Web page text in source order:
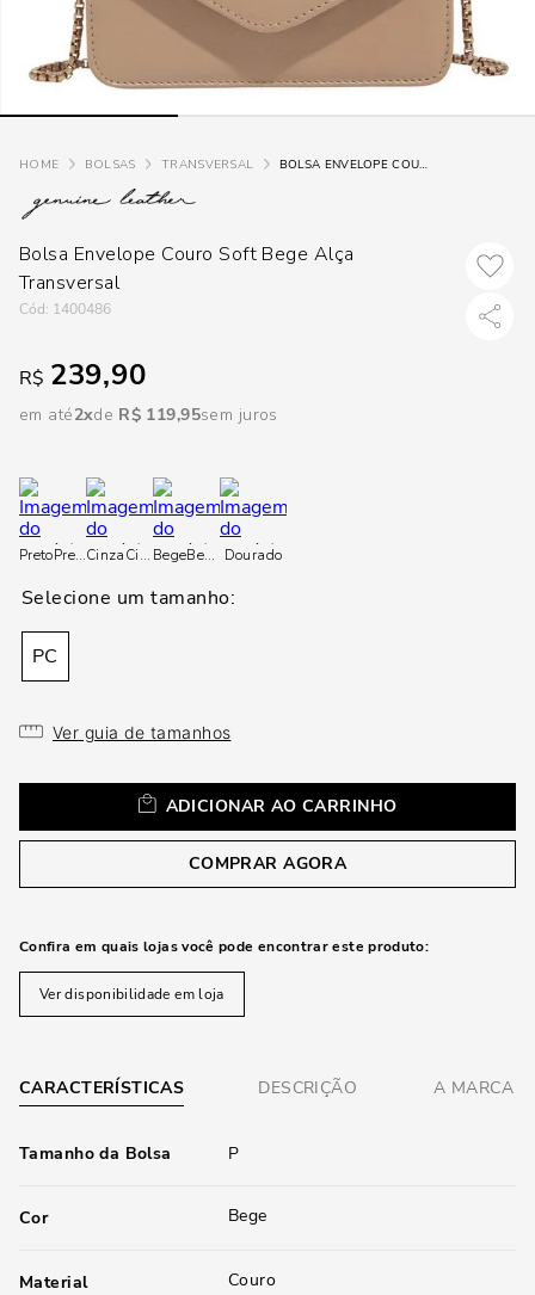
BOLSAS TRANSVERSAL BOLSA ENVELOPE COURO SOFT BEGE ALÇA TRANSVERSAL
Bolsa Envelope Couro Soft Bege Alça
Transversal
: 1400486
R$ 239,90
em até2 R$ 119,95sem juros
PretoPreto CinzaCinza BegeBege Dourado
PC
Ver guia de tamanhos
ADICIONAR AO CARRINHO
COMPRAR AGORA
Confira em quais lojas você pode encontrar este produto:
Ver disponibilidade em loja
CARACTERÍSTICAS DESCRIÇÃO A MARCA
Tamanho da Bolsa P
Cor Bege
Material Couro